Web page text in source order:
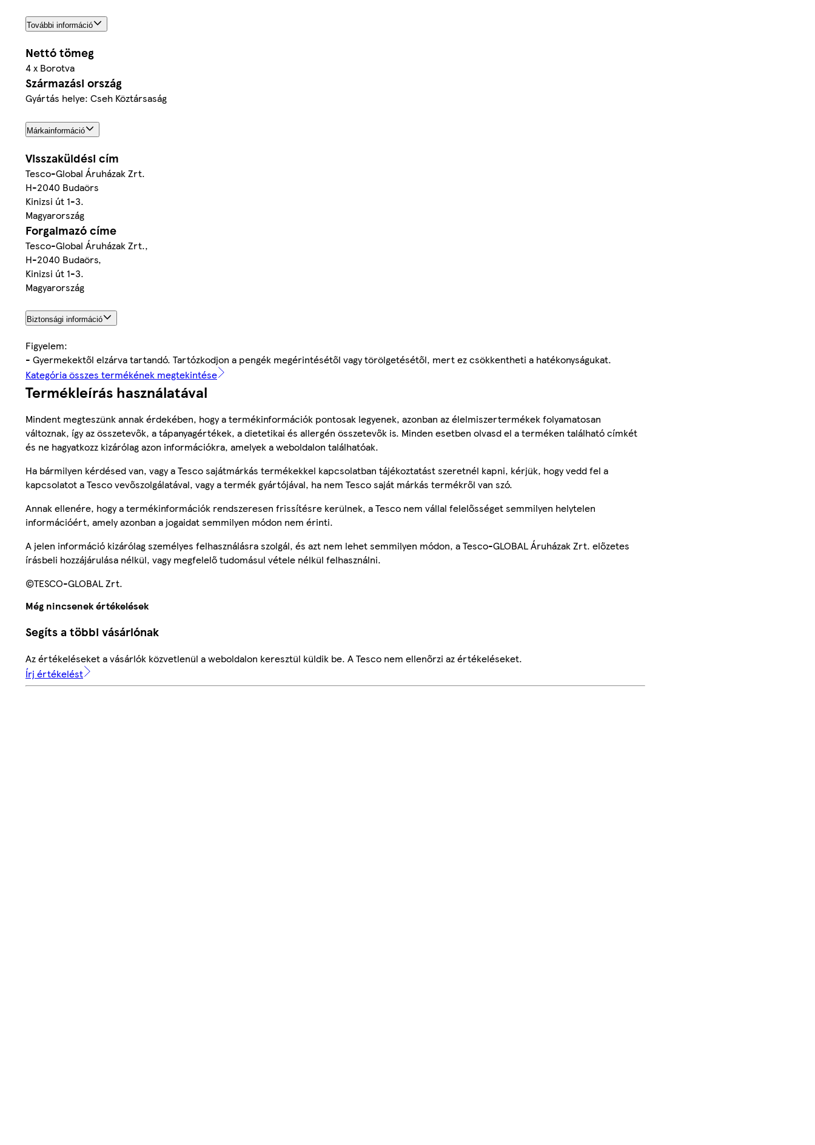
További információ
Nettó tömeg
4 x Borotva
Származási ország
Gyártás helye: Cseh Köztársaság
Márkainformáció
Visszaküldési cím
Tesco-Global Áruházak Zrt.
H-2040 Budaörs
Kinizsi út 1-3.
Magyarország
Forgalmazó címe
Tesco-Global Áruházak Zrt.,
H-2040 Budaörs,
Kinizsi út 1-3.
Magyarország
Biztonsági információ
Figyelem:
- Gyermekektől elzárva tartandó. Tartózkodjon a pengék megérintésétől vagy törölgetésétől, mert ez csökkentheti a hatékonyságukat.
Kategória összes termékének megtekintése
Termékleírás használatával
Mindent megteszünk annak érdekében, hogy a termékinformációk pontosak legyenek, azonban az élelmiszertermékek folyamatosan
változnak, így az összetevők, a tápanyagértékek, a dietetikai és allergén összetevők is. Minden esetben olvasd el a terméken található címkét
és ne hagyatkozz kizárólag azon információkra, amelyek a weboldalon találhatóak.
Ha bármilyen kérdésed van, vagy a Tesco sajátmárkás termékekkel kapcsolatban tájékoztatást szeretnél kapni, kérjük, hogy vedd fel a
kapcsolatot a Tesco vevőszolgálatával, vagy a termék gyártójával, ha nem Tesco saját márkás termékről van szó.
Annak ellenére, hogy a termékinformációk rendszeresen frissítésre kerülnek, a Tesco nem vállal felelősséget semmilyen helytelen
információért, amely azonban a jogaidat semmilyen módon nem érinti.
A jelen információ kizárólag személyes felhasználásra szolgál, és azt nem lehet semmilyen módon, a Tesco-GLOBAL Áruházak Zrt. előzetes
írásbeli hozzájárulása nélkül, vagy megfelelő tudomásul vétele nélkül felhasználni.
©TESCO-GLOBAL Zrt.
Még nincsenek értékelések
Segíts a többi vásárlónak
Az értékeléseket a vásárlók közvetlenül a weboldalon keresztül küldik be. A Tesco nem ellenőrzi az értékeléseket.
Írj értékelést